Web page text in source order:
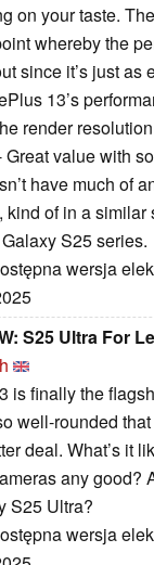
on your taste.
whereby the
since it’s just as
13’s
render
value with
have much of
of in a similar
S25 series.
wersja
S25 Ultra For
is finally the
well-rounded
deal. What’s it
any good?
S25 Ultra?
wersja